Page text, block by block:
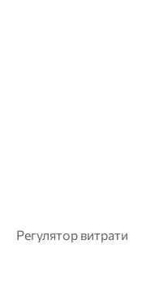
Регулятор витрати